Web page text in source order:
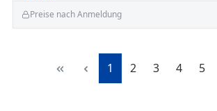
Preise nach Anmeldung
Seite
1 Seite
2 Seite
3 Seite
4 Seite
5